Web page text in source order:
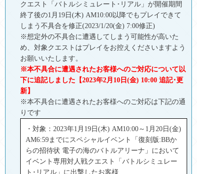
クエスト「バトルシミュレート･リアル」が開催期間
終了後の1月19日(木) AM10:00以降でもプレイできて
しまう不具合を修正(2023/1/20(金) 7:00修正)
※想定外の不具合に遭遇してしまう可能性が高いた
め、対象クエストはプレイをお控えくださいますよう
お願いいたします。
※本不具合に遭遇されたお客様へのご対応について以
下に追記しました【2023年2月10日(金) 10:00 追記･更
新】
※本不具合に遭遇されたお客様へのご対応は下記の通
りです
・対象：2023年1月19日(木) AM10:00～1月20日(金)
AM6:59までにスペシャルイベント「復刻版:BBか
らの招待状 電子の海のバトルアリーナ」において
イベント専用対人戦クエスト「バトルシミュレー
ト･リアル」に出撃したお客様